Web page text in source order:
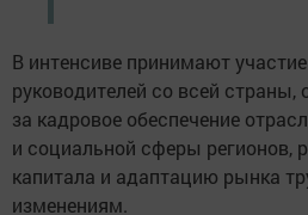
В интенсиве принимают
руководителей со всей
за кадровое обеспечение
и социальной сферы регионов,
капитала и адаптацию рынка
изменениям.